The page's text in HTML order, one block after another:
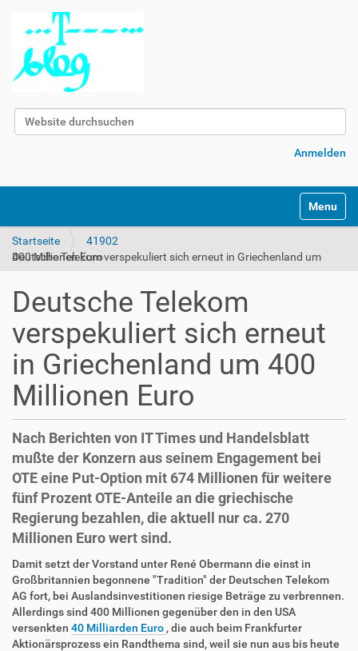
Website durchsuchen
Anmelden
Startseite
41902
Deutsche Telekom verspekuliert sich erneut in Griechenland um 400 Millionen Euro
Deutsche Telekom
verspekuliert sich erneut
in Griechenland um 400
Millionen Euro
Nach Berichten von IT Times und Handelsblatt
mußte der Konzern aus seinem Engagement bei
OTE eine Put-Option mit 674 Millionen für weitere
fünf Prozent OTE-Anteile an die griechische
Regierung bezahlen, die aktuell nur ca. 270
Millionen Euro wert sind.
Damit setzt der Vorstand unter René Obermann die einst in
Großbritannien begonnene "Tradition" der Deutschen Telekom
AG fort, bei Auslandsinvestitionen riesige Beträge zu verbrennen.
Allerdings sind 400 Millionen gegenüber den in den USA
versenkten 40 Milliarden Euro , die auch beim Frankfurter
Aktionärsprozess ein Randthema sind, weil sie nun aus bis heute